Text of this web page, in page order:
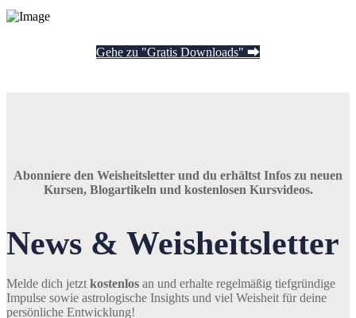
Gehe zu "Gratis Downloads" ⮕
Abonniere den Weisheitsletter und du erhältst Infos zu neuen
Kursen, Blogartikeln und kostenlosen Kursvideos.
News & Weisheitsletter
Melde dich jetzt kostenlos an und erhalte regelmäßig tiefgründige
Impulse sowie astrologische Insights und viel Weisheit für deine
persönliche Entwicklung!